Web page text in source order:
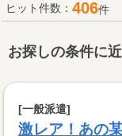
ヒット件数： 406件
お探しの条件に
[一般派遣]
激レア！あの